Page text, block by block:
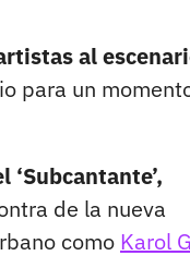
al
para un
de la nueva
como Karol